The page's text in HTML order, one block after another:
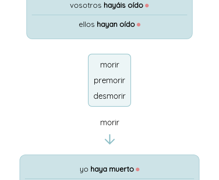
vosotros hayáis oído ●
ellos hayan oído ●
morir
premorir
desmorir
morir
yo haya muerto ●